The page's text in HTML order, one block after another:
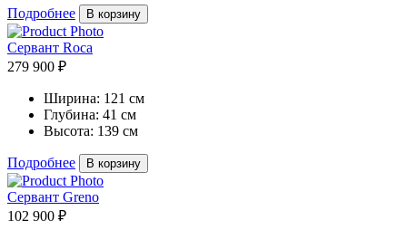
Подробнее В корзину
Cервант Roca
279 900 ₽
Ширина: 121 см
Глубина: 41 см
Высота: 139 см
Подробнее В корзину
Сервант Greno
102 900 ₽